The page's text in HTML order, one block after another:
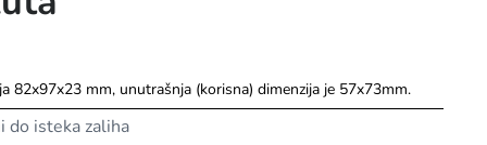
82x97x23 mm, unutrašnja (korisna) dimenzija je 57x73mm.
do isteka zaliha